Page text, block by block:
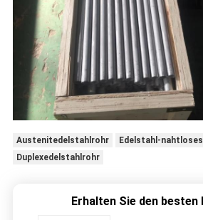
Austenitedelstahlrohr
Edelstahl-
Duplexedelstahlrohr
Erhalten Sie den